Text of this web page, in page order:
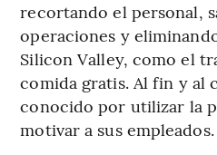
recortando el personal,
operaciones y
Silicon Valley, como el
comida gratis. Al fin y al
conocido por utilizar la
motivar a sus empleados.